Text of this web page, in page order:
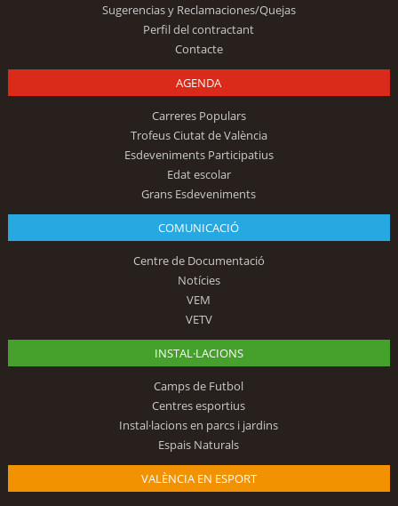
Sugerencias y Reclamaciones/Quejas
Perfil del contractant
Contacte
AGENDA
Carreres Populars
Trofeus Ciutat de València
Esdeveniments Participatius
Edat escolar
Grans Esdeveniments
COMUNICACIÓ
Centre de Documentació
Notícies
VEM
VETV
INSTAL·LACIONS
Camps de Futbol
Centres esportius
Instal·lacions en parcs i jardins
Espais Naturals
VALÈNCIA EN ESPORT